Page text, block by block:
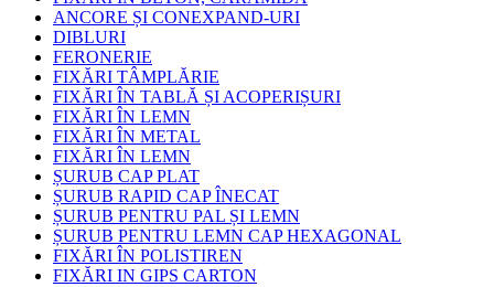
ANCORE ȘI CONEXPAND-URI
DIBLURI
FERONERIE
FIXĂRI TÂMPLĂRIE
FIXĂRI ÎN TABLĂ ȘI ACOPERIȘURI
FIXĂRI ÎN LEMN
FIXĂRI ÎN METAL
FIXĂRI ÎN LEMN
ȘURUB CAP PLAT
ȘURUB RAPID CAP ÎNECAT
ȘURUB PENTRU PAL ȘI LEMN
ȘURUB PENTRU LEMN CAP HEXAGONAL
FIXĂRI ÎN POLISTIREN
FIXĂRI IN GIPS CARTON